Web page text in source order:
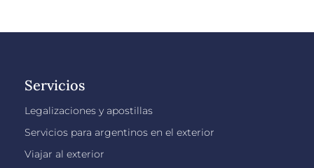
Servicios
Legalizaciones y apostillas
Servicios para argentinos en el exterior
Viajar al exterior